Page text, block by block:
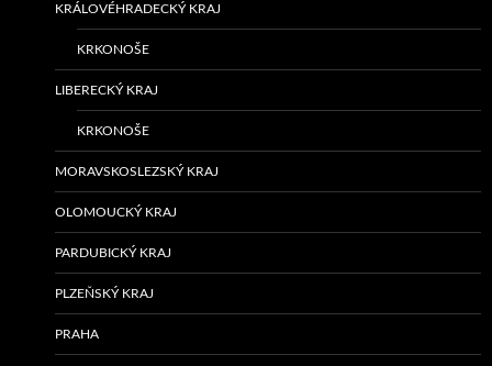
KRÁLOVÉHRADECKÝ KRAJ
KRKONOŠE
LIBERECKÝ KRAJ
KRKONOŠE
MORAVSKOSLEZSKÝ KRAJ
OLOMOUCKÝ KRAJ
PARDUBICKÝ KRAJ
PLZEŇSKÝ KRAJ
PRAHA